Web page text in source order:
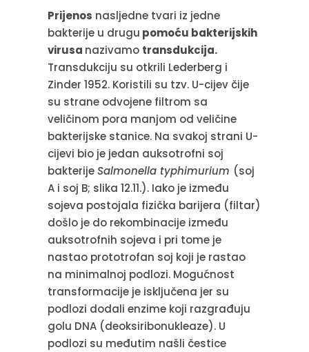
Prijenos nasljedne tvari iz jedne
bakterije u drugu pomoću bakterijskih
virusa nazivamo transdukcija.
Transdukciju su otkrili Lederberg i
Zinder 1952. Koristili su tzv. U-cijev čije
su strane odvojene filtrom sa
veličinom pora manjom od veličine
bakterijske stanice. Na svakoj strani U-
cijevi bio je jedan auksotrofni soj
bakterijeSalmonella typhimurium (soj
A i soj B; slika 12.11.). Iako je između
sojeva postojala fizička barijera (filtar)
došlo je do rekombinacije između
auksotrofnih sojeva i pri tome je
nastao prototrofan soj koji je rastao
na minimalnoj podlozi. Mogućnost
transformacije je isključena jer su
podlozi dodali enzime koji razgrađuju
golu DNA (deoksiribonukleaze). U
podlozi su međutim našli čestice